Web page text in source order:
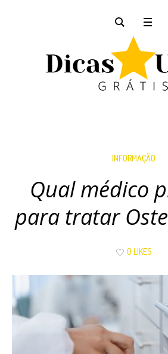
INFORMAÇÃO
Qual médico
para tratar
0 LIKES